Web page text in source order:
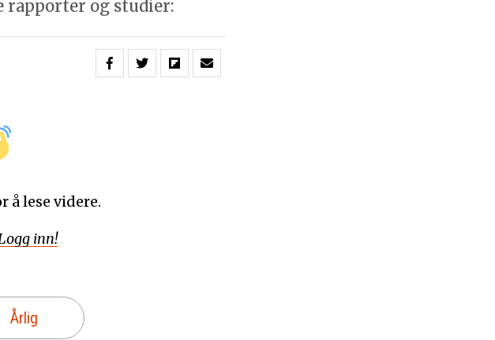
rapporter og studier:
å lese videre.
inn!
Årlig